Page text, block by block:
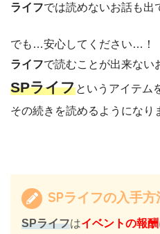
ライフでは読めないお話も出
でも…安心してください…！
ライフで読むことが出来ない
SPライフというアイテム
その続きを読めるようになり
SPライフの入手方
SPライフはイベントの報酬